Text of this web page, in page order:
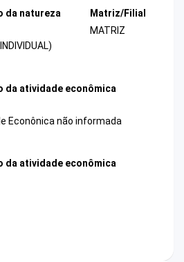
da natureza
Matriz/Filial
MATRIZ
da atividade econômica
Econônica não informada
da atividade econômica